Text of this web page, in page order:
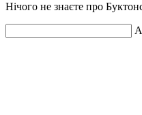
Нічого не знаєте про